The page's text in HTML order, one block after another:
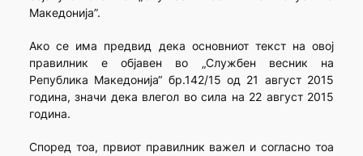
Македонија”.
Ако се има предвид дека основниот текст на овој
правилник е објавен во „Службен весник на
Република Македонија“ бр.142/15 од 21 август 2015
година, значи дека влегол во сила на 22 август 2015
година.
Според тоа, првиот правилник важел и согласно тоа